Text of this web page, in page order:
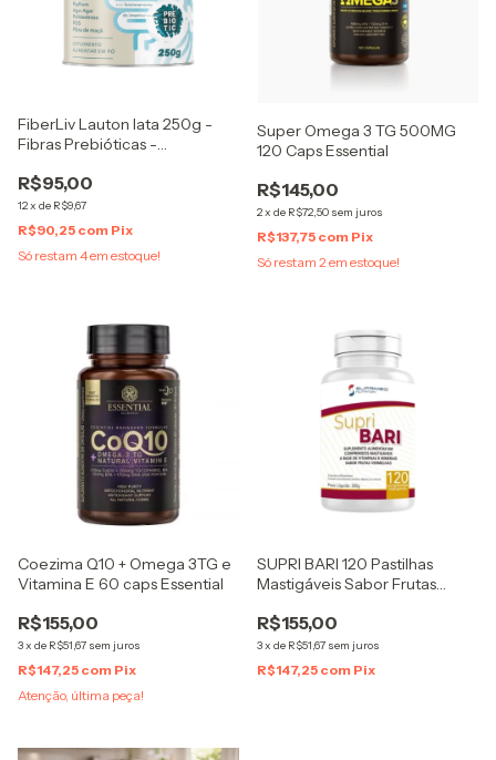
FiberLiv Lauton lata 250g -
Fibras Prebióticas -
- Contém Psyllium
R$95,00
12x de R$9,67
R$90,25 com Pix
Só restam 4em estoque!
Super Omega 3 TG 500MG
120 Caps Essential
R$145,00
2x de R$72,50 sem juros
R$137,75 com Pix
Só restam 2 em estoque!
Coezima Q10 + Omega 3TG e
Vitamina E 60 caps Essential
R$155,00
3x de R$51,67 sem juros
R$147,25 com Pix
Atenção, última peça!
SUPRI BARI 120 Pastilhas
Mastigáveis Sabor Frutas
R$155,00
3x de R$51,67 sem juros
R$147,25 com Pix